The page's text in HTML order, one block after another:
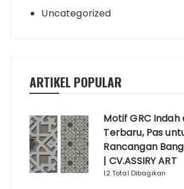
Uncategorized
ARTIKEL POPULAR
Motif GRC Indah
Terbaru, Pas
Rancangan
| CV.ASSIRY ART
12 Total Dibagikan